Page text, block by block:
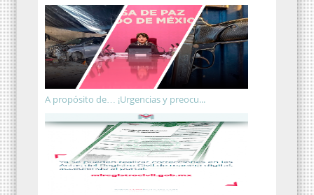
A propósito de… ¡Urgencias y preocu...